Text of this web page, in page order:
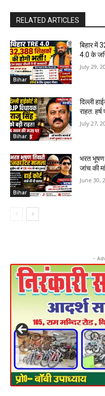
RELATED ARTICLES
Bihar
बिहार में
4.0 के
July 29,
Bihar
दिल्ली
राहत:
July 27,
Bihar
भरत भूषण
जांच की
June 30,
-